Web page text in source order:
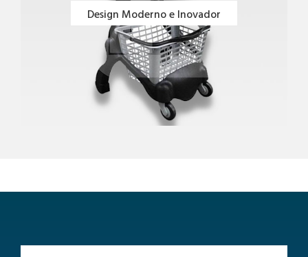
Design Moderno e Inovador